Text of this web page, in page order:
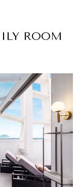
ROOM